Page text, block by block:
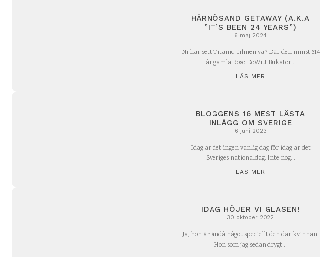
HÄRNÖSAND GETAWAY (A.K.A
”IT’S BEEN 24 YEARS”)
6 maj 2024
Ni har sett Titanic-filmen va? Där den minst 314
år gamla Rose DeWitt Bukater...
LÄS MER
BLOGGENS 16 MEST LÄSTA
INLÄGG OM SVERIGE
6 juni 2023
Idag är det ingen vanlig dag för idag är det
Sveriges nationaldag. Inte nog...
LÄS MER
IDAG HÖJER VI GLASEN!
30 oktober 2022
Ja, hon är ändå något speciellt den där kvinnan.
Hon som jag sedan drygt...